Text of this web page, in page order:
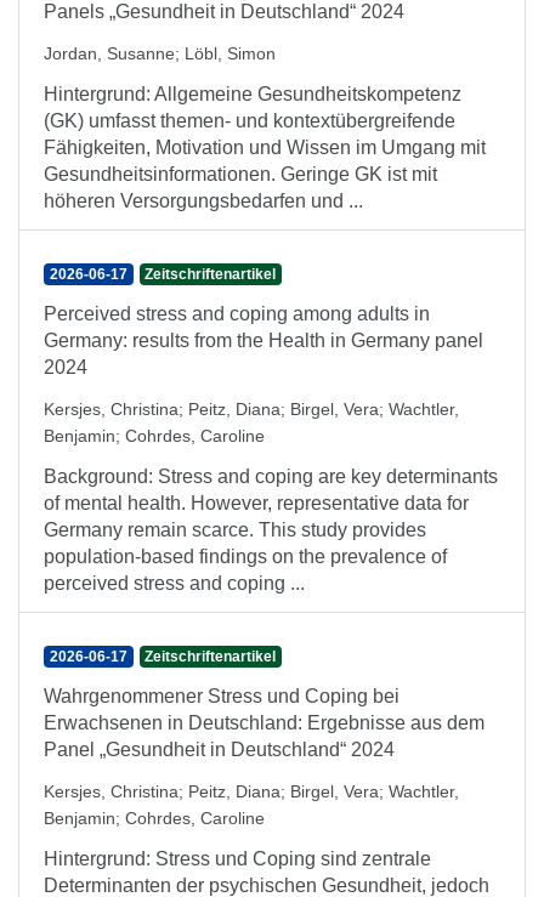
Panels „Gesundheit in Deutschland“ 2024
Jordan, Susanne; Löbl, Simon
Hintergrund: Allgemeine Gesundheitskompetenz
(GK) umfasst themen- und kontextübergreifende
Fähigkeiten, Motivation und Wissen im Umgang mit
Gesundheitsinformationen. Geringe GK ist mit
höheren Versorgungsbedarfen und ...
2026-06-17 Zeitschriftenartikel
Perceived stress and coping among adults in
Germany: results from the Health in Germany panel
2024
Kersjes, Christina; Peitz, Diana; Birgel, Vera; Wachtler,
Benjamin; Cohrdes, Caroline
Background: Stress and coping are key determinants
of mental health. However, representative data for
Germany remain scarce. This study provides
population-based findings on the prevalence of
perceived stress and coping ...
2026-06-17 Zeitschriftenartikel
Wahrgenommener Stress und Coping bei
Erwachsenen in Deutschland: Ergebnisse aus dem
Panel „Gesundheit in Deutschland“ 2024
Kersjes, Christina; Peitz, Diana; Birgel, Vera; Wachtler,
Benjamin; Cohrdes, Caroline
Hintergrund: Stress und Coping sind zentrale
Determinanten der psychischen Gesundheit, jedoch